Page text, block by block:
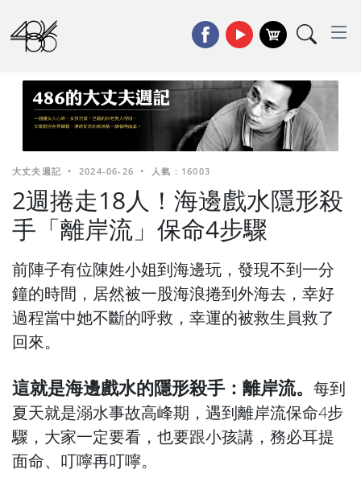
大丈夫週記 • 2024-06-26 • 人氣 : 16003
2週捲走18人！海邊戲水隱形殺
手「離岸流」保命4步驟
前陣子有位陳姓小姐到海邊玩，發現不到一分
鐘的時間，居然被一股海浪捲到外海去，幸好
過程當中她不斷的呼救，幸運的被救生員救了
回來。
這就是海邊戲水的隱形殺手：離岸流。 每到
夏天就是溺水事故高峰期，遇到離岸流保命4步
驟，大家一定要看，也要跟小孩講，務必耳提
面命、叮嚀再叮嚀。